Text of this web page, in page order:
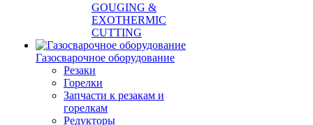
GOUGING &
EXOTHERMIC
CUTTING
Газосварочное оборудование
Резаки
Горелки
Запчасти к резакам и
горелкам
Редукторы